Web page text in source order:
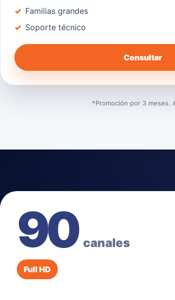
Familias grandes
Soporte técnico
Consultar
*Promoción por 3 meses.
90canales
Full HD